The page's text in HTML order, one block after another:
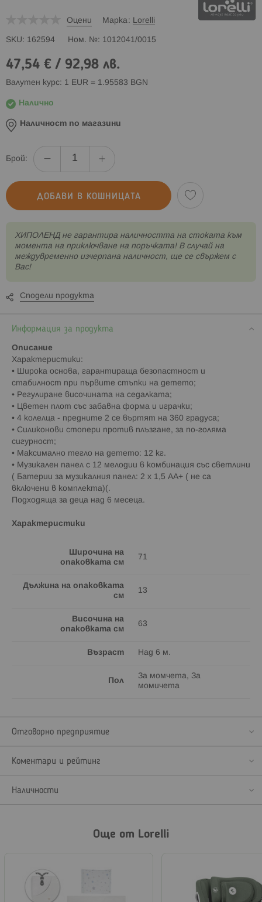
Оцени Марка Lorelli
SKU 162594 Ном. № 1012041/0015
47,54 € / 92,98 лв.
Валутен курс: 1 EUR = 1.95583 BGN
Налично
Наличност по магазини
Брой:
ДОБАВИ В КОШНИЦАТА
XИПОЛЕНД не гарантира наличността на стоката към
момента на приключване на поръчката! В случай на
междувременно изчерпана наличност, ще се свържем с
Вас!
Сподели продукта
Информация за продукта
Описание
Характеристики:
• Широка основа, гарантираща безопастност и
стабилност при първите стъпки на детето;
• Регулиране височината на седалката;
• Цветен плот със забавна форма и играчки;
• 4 колелца - предните 2 се въртят на 360 градуса;
• Силиконови стопери против плъзгане, за по-голяма
сигурност;
• Максимално тегло на детето: 12 кг.
• Mузикален панел с 12 мелодии в комбинация със светлини
( Батерии за музикалния панел: 2 х 1,5 АА+ ( не са
включени в комплекта)(.
Подходяща за деца над 6 месеца.
Характеристики
Широчина на
опаковката см
71
Дължина на опаковката
см
13
Височина на
опаковката см
63
Възраст Над 6 м.
Пол
За момчета, За
момичета
Отговорно предприятие
Коментари и рейтинг
Наличности
Още от Lorelli